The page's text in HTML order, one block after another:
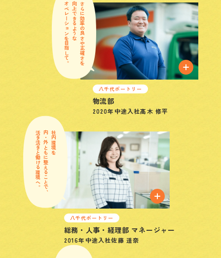
八千代ポートリー
物流部
2020年 中途入社髙木 修平
さらに効率の良さや正確さを
向上できるような
オペレーションを目指して。
八千代ポートリー
総務・人事・経理部 マネージャー
2016年 中途入社佐藤 遥奈
社内環境を
内・外ともに整えることで、
活き活きと働ける環境へ。